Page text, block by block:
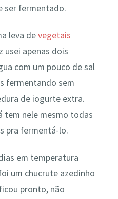
ser fermentado.
leva devegetais
usei apenas dois
com um pouco de sal
fermentando sem
de iogurte extra.
tem nele mesmo todas
pra fermentá-lo.
em temperatura
um chucrute azedinho
pronto, não